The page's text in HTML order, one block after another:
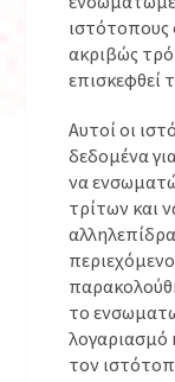
ιστότοπους
ακριβώς
επισκεφθεί
Αυτοί οι
δεδομένα
να
τρίτων και
το
λογαριασμό
τον